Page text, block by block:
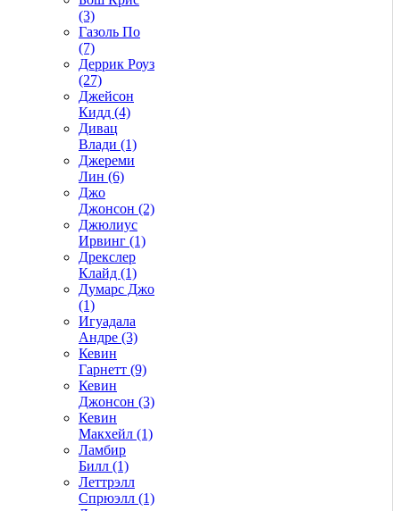
(3)
Газоль По
(7)
Деррик Роуз
(27)
Джейсон
Кидд (4)
Дивац
Влади (1)
Джереми
Лин (6)
Джо
Джонсон (2)
Джюлиус
Ирвинг (1)
Дрекслер
Клайд (1)
Думарс Джо
(1)
Игуадала
Андре (3)
Кевин
Гарнетт (9)
Кевин
Джонсон (3)
Кевин
Макхейл (1)
Ламбир
Билл (1)
Леттрэлл
Спрюэлл (1)